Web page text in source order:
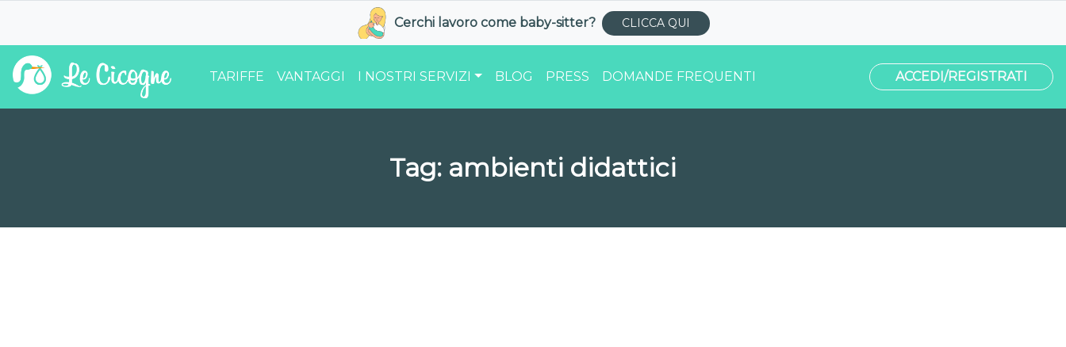
Cerchi lavoro come baby-sitter? CLICCA QUI
TARIFFE VANTAGGI I NOSTRI SERVIZI BLOG PRESS DOMANDE FREQUENTI ACCEDI/REGISTRATI
Tag: ambienti didattici